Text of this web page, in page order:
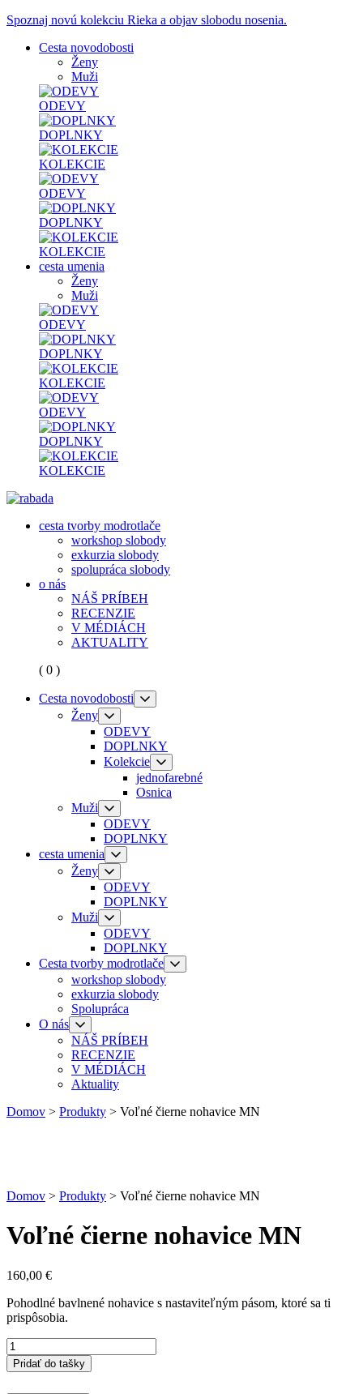
Spoznaj novú kolekciu Rieka a objav slobodu nosenia.
Cesta novodobosti
Ženy
Muži
ODEVY
DOPLNKY
KOLEKCIE
ODEVY
DOPLNKY
KOLEKCIE
cesta umenia
Ženy
Muži
ODEVY
DOPLNKY
KOLEKCIE
ODEVY
DOPLNKY
KOLEKCIE
cesta tvorby modrotlače
workshop slobody
exkurzia slobody
spolupráca slobody
o nás
NÁŠ PRÍBEH
RECENZIE
V MÉDIÁCH
AKTUALITY
( 0 )
Cesta novodobosti
Ženy
ODEVY
DOPLNKY
Kolekcie
jednofarebné
Osnica
Muži
ODEVY
DOPLNKY
cesta umenia
Ženy
ODEVY
DOPLNKY
Muži
ODEVY
DOPLNKY
Cesta tvorby modrotlače
workshop slobody
exkurzia slobody
Spolupráca
O nás
NÁŠ PRÍBEH
RECENZIE
V MÉDIÁCH
Aktuality
Domov > Produkty > Voľné čierne nohavice MN
Domov > Produkty > Voľné čierne nohavice MN
Voľné čierne nohavice MN
160,00 €
Pohodlné bavlnené nohavice s nastaviteľným pásom, ktoré sa ti
prispôsobia.
množstvo
Voľné
čierne
Pridať do tašky